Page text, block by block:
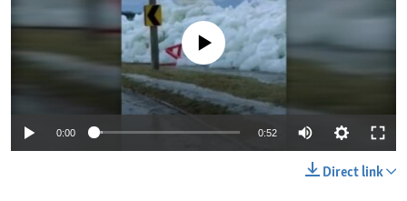
No media source currently available
0:00 0:52
Direct link